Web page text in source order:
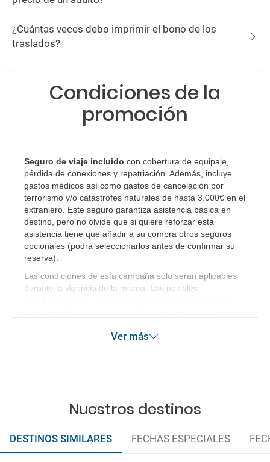
¿Cuántas veces debo imprimir el bono de los
traslados?
Condiciones de la
promoción
Seguro de viaje incluido con cobertura de equipaje,
pérdida de conexiones y repatriación. Además, incluye
gastos médicos así como gastos de cancelación por
terrorismo y/o catástrofes naturales de hasta 3.000€ en el
extranjero. Este seguro garantiza asistencia básica en
destino, pero no olvide que si quiere reforzar esta
asistencia tiene que añadir a su compra otros seguros
opcionales (podrá seleccionarlos antes de confirmar su
reserva)
Las condiciones de esta campaña sólo serán aplicables
durante la vigencia de la misma. Las posibles
Ver más
Nuestros destinos
DESTINOS SIMILARES FECHAS ESPECIALES